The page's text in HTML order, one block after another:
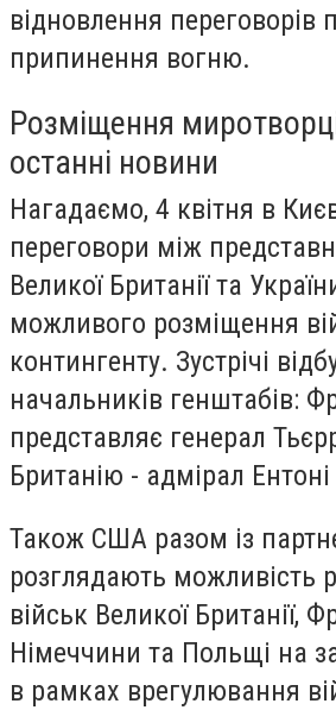
відновлення переговорів
припинення вогню.
Розміщення
останні новини
Нагадаємо, 4 квітня в
переговори між
Великої Британії та
можливого розміщення
контингенту. Зустрічі
начальників генштабів:
представляє генерал
Британію - адмірал
Також США разом із
розглядають можливість
військ Великої Британії,
Німеччини та Польщі на
в рамках врегулювання